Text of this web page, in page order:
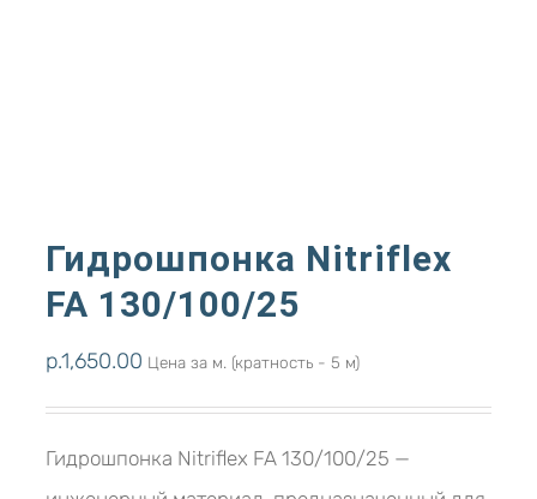
Гидрошпонка Nitriflex
FA 130/100/25
р.1,650.00 Цена за м. (кратность - 5 м)
Гидрошпонка Nitriflex FA 130/100/25 —